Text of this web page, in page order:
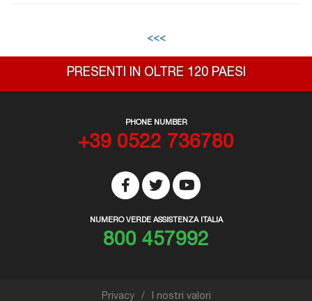
<<<
PRESENTI IN OLTRE 120 PAESI
PHONE NUMBER
+39 0522 736780
NUMERO VERDE ASSISTENZA ITALIA
800 457992
Privacy I nostri valori